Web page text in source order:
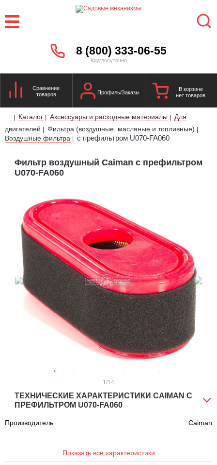
8 (800) 333-06-55
Круглосуточно
Сравнение
товаров
Профиль/Заказы
В корзине
нет товаров
| Каталог | Аксессуары и расходные материалы |
Для
двигателей | Фильтра (воздушные, масляные и топливные) |
Воздушные фильтра | с префильтром U070-FA060
Фильтр воздушный Caiman с префильтром
U070-FA060
1 /14
ТЕХНИЧЕСКИЕ ХАРАКТЕРИСТИКИ CAIMAN С
ПРЕФИЛЬТРОМ U070-FA060
Производитель Caiman
Показать все характеристики